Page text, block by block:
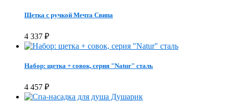
Щетка с ручкой Мечта Свипа
4 337 ₽
Набор: щетка + совок, серия "Natur" сталь
4 457 ₽